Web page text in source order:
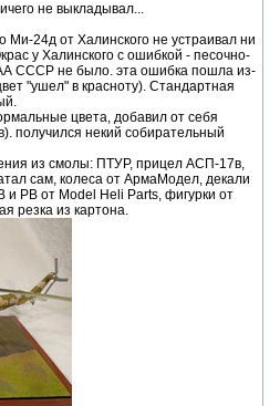
не выкладывал...
Ми-24д от Халинского не устраивал ни
у Халинского с ошибкой - песочно-
СССР не было. эта ошибка пошла из-
"ушел" в красноту). Стандартная
цвета, добавил от себя
получился некий собирательный
из смолы: ПТУР, прицел АСП-17в,
сам, колеса от АрмаМодел, декали
и РВ от Model Heli Parts, фигурки от
резка из картона.